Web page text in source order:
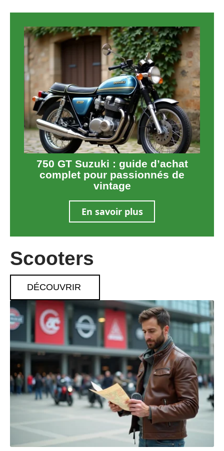
750 GT Suzuki : guide d’achat
complet pour passionnés de
vintage
En savoir plus
Scooters
DÉCOUVRIR